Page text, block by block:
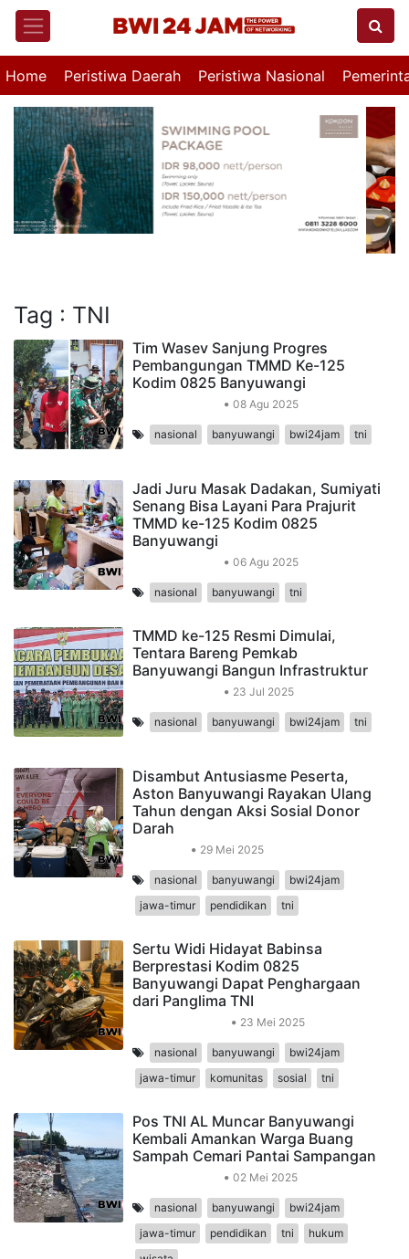
Home Peristiwa Daerah Peristiwa Nasional
Tag : TNI
Tim Wasev Sanjung Progres
Pembangungan TMMD Ke-125
Kodim 0825 Banyuwangi
08 Agu 2025
nasional banyuwangi bwi24jam tni
Jadi Juru Masak Dadakan, Sumiyati
Senang Bisa Layani Para Prajurit
TMMD ke-125 Kodim 0825
Banyuwangi
06 Agu 2025
nasional banyuwangi tni
TMMD ke-125 Resmi Dimulai,
Tentara Bareng Pemkab
Banyuwangi Bangun Infrastruktur
23 Jul 2025
nasional banyuwangi bwi24jam tni
Disambut Antusiasme Peserta,
Aston Banyuwangi Rayakan Ulang
Tahun dengan Aksi Sosial Donor
Darah
29 Mei 2025
nasional banyuwangi
bwi24jam
jawa-timur
pendidikan tni
Sertu Widi Hidayat Babinsa
Berprestasi Kodim 0825
Banyuwangi Dapat Penghargaan
dari Panglima TNI
23 Mei 2025
nasional banyuwangi
bwi24jam
jawa-timur
komunitas sosial tni
Pos TNI AL Muncar Banyuwangi
Kembali Amankan Warga Buang
Sampah Cemari Pantai Sampangan
02 Mei 2025
nasional banyuwangi
bwi24jam
jawa-timur
pendidikan tni
hukum